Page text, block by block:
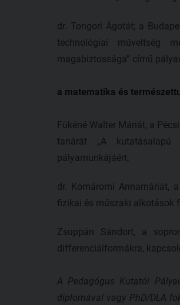
dr. Tongori Ágotát; a
technológiai műveltség
magabiztossága” című
a matematika és
Fükéné Walter Máriát, a
tanárát „A kutatásalapú
pályamunkájáért;
dr. Komáromi Annamáriát,
fizikai és műszaki alkotások
Zsuppán Sándort, a
differenciálformákra,
A Pedagógus Kutatói
diplomával vagy PhD/DLA